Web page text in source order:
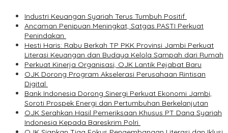
Industri Keuangan Syariah Terus Tumbuh Positif
Ancaman Penipuan Meningkat, Satgas PASTI Perkuat
Penindakan
Hesti Haris: Rabu Berkah TP PKK Provinsi Jambi Perkuat
Literasi Keuangan dan Budaya Kelola Sampah dari Rumah
Perkuat Kinerja Organisasi, OJK Lantik Pejabat Baru
OJK Dorong Program Akselerasi Perusahaan Rintisan
Digital
Bank Indonesia Dorong Sinergi Perkuat Ekonomi Jambi,
Soroti Prospek Energi dan Pertumbuhan Berkelanjutan
OJK Serahkan Hasil Pemeriksaan Khusus PT Dana Syariah
Indonesia Kepada Bareskrim Polri